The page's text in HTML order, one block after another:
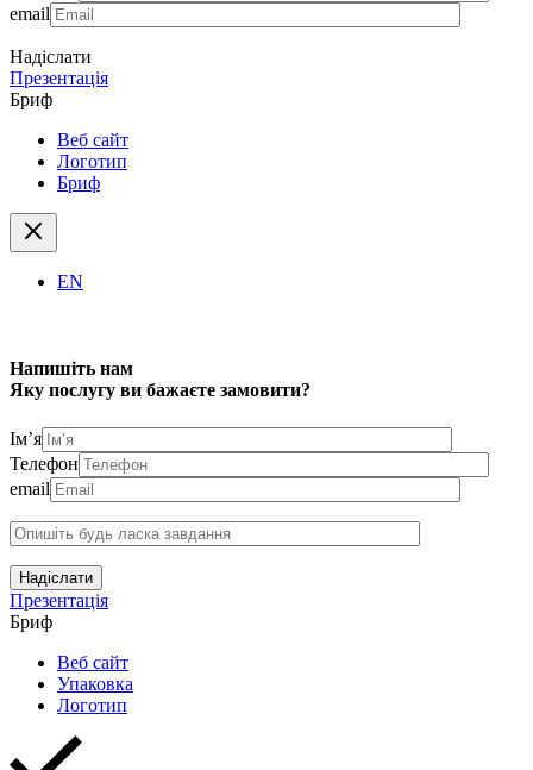
email
Надіслати
Презентація
Бриф
Веб сайт
Логотип
Бриф
EN
Напишіть нам
Яку послугу ви бажаєте замовити?
Ім’я
Телефон
email
Надіслати
Презентація
Бриф
Веб сайт
Упаковка
Логотип